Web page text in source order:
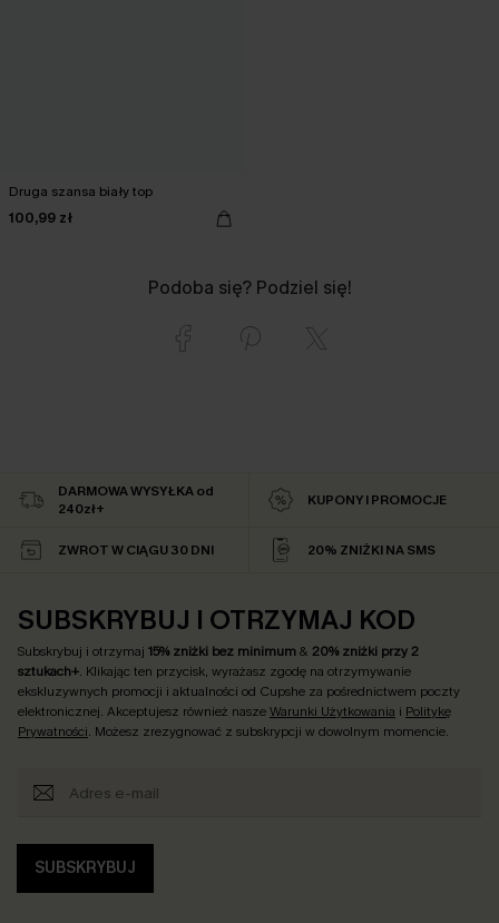
Druga szansa biały top
100,99 zł
Podoba się? Podziel się!
DARMOWA WYSYŁKA od
240zł+
KUPONY I PROMOCJE
ZWROT W CIĄGU 30 DNI 20% ZNIŻKI NA SMS
SUBSKRYBUJ I OTRZYMAJ KOD
Subskrybuj i otrzymaj 15% zniżki bez minimum& 20% zniżki przy 2
sztukach+. Klikając ten przycisk, wyrażasz zgodę na otrzymywanie
ekskluzywnych promocji i aktualności od Cupshe za pośrednictwem poczty
elektronicznej. Akceptujesz również naszeWarunki Użytkowania i Politykę
Prywatności. Możesz zrezygnować z subskrypcji w dowolnym momencie.
SUBSKRYBUJ